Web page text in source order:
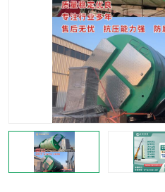
不锈钢浮筒阀
雨水收集回用装置
智能一体化灌溉泵房
水面垃圾清理装置
一体化泵闸